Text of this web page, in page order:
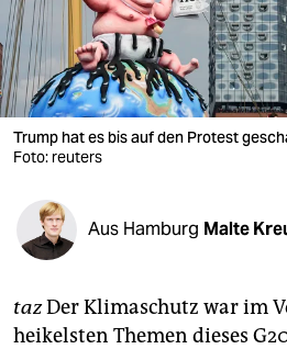
wahrheit
verlag
verlag
veranstaltungen
shop
fragen & hilfe
unterstützen
abo
Trump hat es bis auf den Protest
Foto: reuters
Aus Hamburg Malte
tazDer Klimaschutz war im
heikelsten Themen dieses